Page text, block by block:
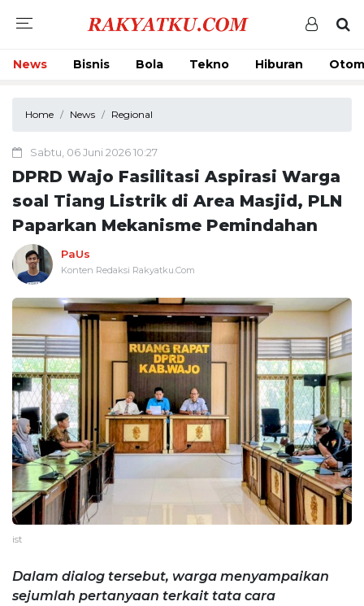
News Bisnis Bola Tekno Hiburan
Home News Regional
Sabtu, 06 Juni 2026 10:27
DPRD Wajo Fasilitasi Aspirasi Warga
soal Tiang Listrik di Area Masjid, PLN
Paparkan Mekanisme Pemindahan
PaUs
Konten Redaksi Rakyatku.Com
ist
Dalam dialog tersebut, warga menyampaikan
sejumlah pertanyaan terkait tata cara